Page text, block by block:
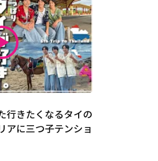
行きたくなるタイの
アに三つ子テンショ